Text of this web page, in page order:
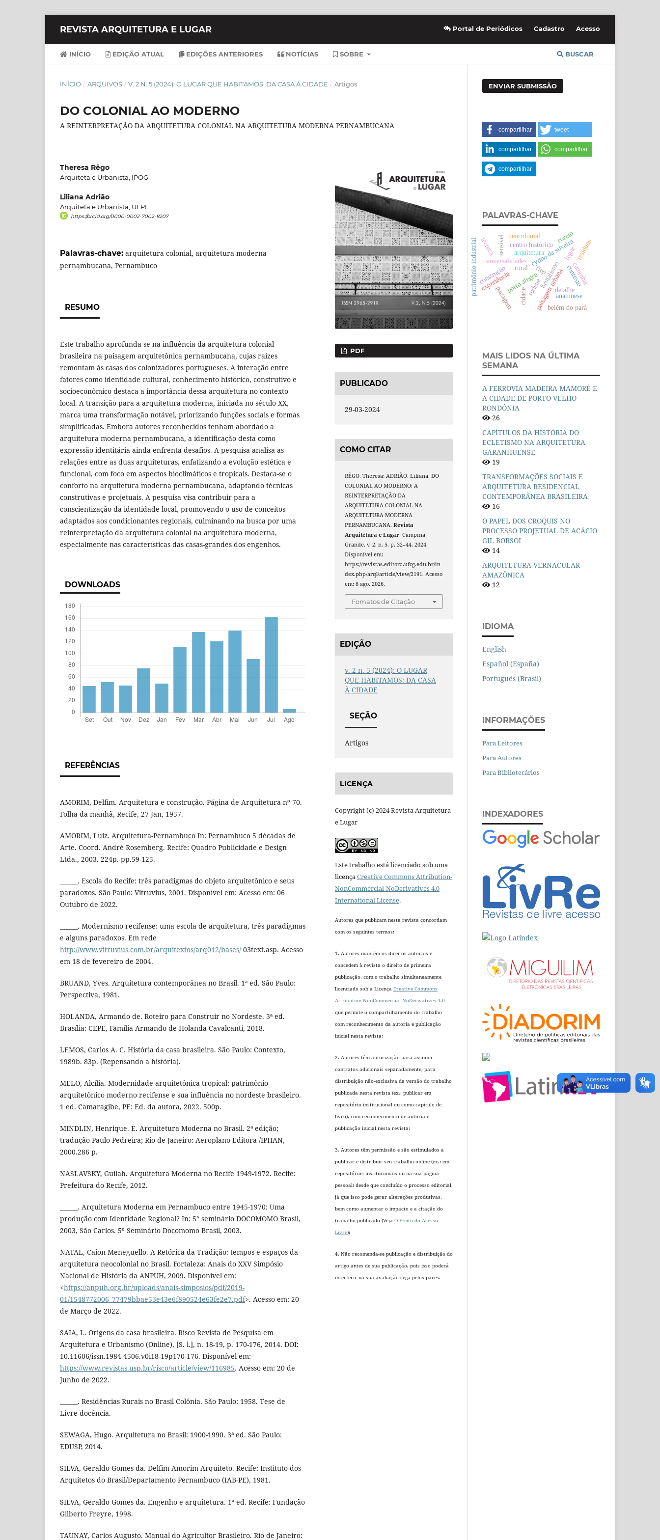
REVISTA ARQUITETURA E LUGAR
INÍCIO EDIÇÃO ATUAL EDIÇÕES ANTERIORES NOTÍCIAS SOBRE BUSCAR
Portal de Periódicos Cadastro Acesso
INÍCIO / ARQUIVOS / V. 2 N. 5 (2024): O LUGAR QUE HABITAMOS: DA CASA À CIDADE / Artigos
DO COLONIAL AO MODERNO
A REINTERPRETAÇÃO DA ARQUITETURA COLONIAL NA ARQUITETURA MODERNA PERNAMBUCANA
Theresa Rêgo
Arquiteta e Urbanista, IPOG
Liliana Adrião
Arquiteta e Urbanista, UFPE
https://orcid.org/0000-0002-7002-8207
Palavras-chave: arquitetura colonial, arquitetura moderna
pernambucana, Pernambuco
RESUMO
Este trabalho aprofunda-se na influência da arquitetura colonial
brasileira na paisagem arquitetônica pernambucana, cujas raízes
remontam às casas dos colonizadores portugueses. A interação entre
fatores como identidade cultural, conhecimento histórico, construtivo e
socioeconômico destaca a importância dessa arquitetura no contexto
local. A transição para a arquitetura moderna, iniciada no século XX,
marca uma transformação notável, priorizando funções sociais e formas
simplificadas. Embora autores reconhecidos tenham abordado a
arquitetura moderna pernambucana, a identificação desta como
expressão identitária ainda enfrenta desafios. A pesquisa analisa as
relações entre as duas arquiteturas, enfatizando a evolução estética e
funcional, com foco em aspectos bioclimáticos e tropicais. Destaca-se o
conforto na arquitetura moderna pernambucana, adaptando técnicas
construtivas e projetuais. A pesquisa visa contribuir para a
conscientização da identidade local, promovendo o uso de conceitos
adaptados aos condicionantes regionais, culminando na busca por uma
reinterpretação da arquitetura colonial na arquitetura moderna,
especialmente nas características das casas-grandes dos engenhos.
DOWNLOADS
REFERÊNCIAS
AMORIM, Delfim. Arquitetura e construção. Página de Arquitetura nº 70.
Folha da manhã, Recife, 27 Jan, 1957.
AMORIM, Luiz. Arquitetura-Pernambuco In: Pernambuco 5 décadas de
Arte. Coord. André Rosemberg. Recife: Quadro Publicidade e Design
Ltda., 2003. 224p. pp.59-125.
______. Escola do Recife: três paradigmas do objeto arquitetônico e seus
paradoxos. São Paulo: Vitruvius, 2001. Disponível em: Acesso em: 06
Outubro de 2022.
______. Modernismo recifense: uma escola de arquitetura, três paradigmas
e alguns paradoxos. Em rede
http://www.vitruvius.com.br/arquitextos/arq012/bases/ 03text.asp. Acesso
em 18 de fevereiro de 2004.
BRUAND, Yves. Arquitetura contemporânea no Brasil. 1ª ed. São Paulo:
Perspectiva, 1981.
HOLANDA, Armando de. Roteiro para Construir no Nordeste. 3ª ed.
Brasília: CEPE, Família Armando de Holanda Cavalcanti, 2018.
LEMOS, Carlos A. C. História da casa brasileira. São Paulo: Contexto,
1989b. 83p. (Repensando a história).
MELO, Alcília. Modernidade arquitetônica tropical: patrimônio
arquitetônico moderno recifense e sua influência no nordeste brasileiro.
1 ed. Camaragibe, PE: Ed. da autora, 2022. 500p.
MINDLIN, Henrique. E. Arquitetura Moderna no Brasil. 2ª edição;
tradução Paulo Pedreira; Rio de Janeiro: Aeroplano Editora /IPHAN,
2000.286 p.
NASLAVSKY, Guilah. Arquitetura Moderna no Recife 1949-1972. Recife:
Prefeitura do Recife, 2012.
______. Arquitetura Moderna em Pernambuco entre 1945-1970: Uma
produção com Identidade Regional? In: 5° seminário DOCOMOMO Brasil,
2003, São Carlos. 5º Seminário Docomomo Brasil, 2003.
NATAL, Caion Meneguello. A Retórica da Tradição: tempos e espaços da
arquitetura neocolonial no Brasil. Fortaleza: Anais do XXV Simpósio
Nacional de História da ANPUH, 2009. Disponível em:
<https://anpuh.org.br/uploads/anais-simposios/pdf/2019-
01/1548772006_77479bbae53e43e6f890524e63fe2e7.pdf>. Acesso em: 20
de Março de 2022.
SAIA, L. Origens da casa brasileira. Risco Revista de Pesquisa em
Arquitetura e Urbanismo (Online), [S. l.], n. 18-19, p. 170-176, 2014. DOI:
10.11606/issn.1984-4506.v0i18-19p170-176. Disponível em:
https://www.revistas.usp.br/risco/article/view/116985. Acesso em: 20 de
Junho de 2022.
______. Residências Rurais no Brasil Colônia. São Paulo: 1958. Tese de
Livre-docência.
SEWAGA, Hugo. Arquitetura no Brasil: 1900-1990. 3ª ed. São Paulo:
EDUSP, 2014.
SILVA, Geraldo Gomes da. Delfim Amorim Arquiteto. Recife: Instituto dos
Arquitetos do Brasil/Departamento Pernambuco (IAB-PE), 1981.
SILVA, Geraldo Gomes da. Engenho e arquitetura. 1ª ed. Recife: Fundação
Gilberto Freyre, 1998.
TAUNAY, Carlos Augusto. Manual do Agricultor Brasileiro. Rio de Janeiro:
PDF
PUBLICADO
29-03-2024
COMO CITAR
RÊGO, Theresa; ADRIÃO, Liliana. DO
COLONIAL AO MODERNO: A
REINTERPRETAÇÃO DA
ARQUITETURA COLONIAL NA
ARQUITETURA MODERNA
PERNAMBUCANA.Revista
Arquitetura e Lugar, Campina
Grande, v. 2, n. 5, p. 32–44, 2024.
Disponível em:
https://revistas.editora.ufcg.edu.br/in
dex.php/arql/article/view/2191. Acesso
em: 8 ago. 2026.
Fomatos de Citação
EDIÇÃO
v. 2 n. 5 (2024): O LUGAR
QUE HABITAMOS: DA CASA
À CIDADE
SEÇÃO
Artigos
LICENÇA
Copyright (c) 2024 Revista Arquitetura
e Lugar
Este trabalho está licenciado sob uma
licençaCreative Commons Attribution-
NonCommercial-NoDerivatives 4.0
International License.
Autores que publicam nesta revista concordam
com os seguintes termos:
1. Autores mantém os direitos autorais e
concedem à revista o direito de primeira
publicação, com o trabalho simultaneamente
licenciado sob a Licença Creative Commons
Attribution-NonCommercial-NoDerivatives 4.0
que permite o compartilhamento do trabalho
com reconhecimento da autoria e publicação
inicial nesta revista;
2. Autores têm autorização para assumir
contratos adicionais separadamente, para
distribuição não-exclusiva da versão do trabalho
publicada nesta revista (ex.: publicar em
repositório institucional ou como capítulo de
livro), com reconhecimento de autoria e
publicação inicial nesta revista;
3. Autores têm permissão e são estimulados a
publicar e distribuir seu trabalho online (ex.: em
repositórios institucionais ou na sua página
pessoal) desde que concluído o processo editorial,
já que isso pode gerar alterações produtivas,
bem como aumentar o impacto e a citação do
trabalho publicado (Veja O Efeito do Acesso
Livre);
4. Não recomenda-se publicação e distribuição do
artigo antes de sua publicação, pois isso poderá
interferir na sua avaliação cega pelos pares.
ENVIAR SUBMISSÃO
compartilhar tweet
compartilhar compartilhar
compartilhar
PALAVRAS-CHAVE
brutalismo
fiep
cydno da silveira
paisagem urbana
porto alegre
centro histórico
arquitetura
lugar
tranversalidades
detalhe
contexto
paisagem
rural
experiência
sensível neocolonial
belém do pará
técnica
construção
patrimônio industrial sudene
coreto
anamnese
caminhar
resíduos
cidade
MAIS LIDOS NA ÚLTIMA
SEMANA
A FERROVIA MADEIRA MAMORÉ E
A CIDADE DE PORTO VELHO-
RONDÔNIA
26
CAPÍTULOS DA HISTÓRIA DO
ECLETISMO NA ARQUITETURA
GARANHUENSE
19
TRANSFORMAÇÕES SOCIAIS E
ARQUITETURA RESIDENCIAL
CONTEMPORÂNEA BRASILEIRA
16
O PAPEL DOS CROQUIS NO
PROCESSO PROJETUAL DE ACÁCIO
GIL BORSOI
14
ARQUITETURA VERNACULAR
AMAZÔNICA
12
IDIOMA
English
Español (España)
Português (Brasil)
INFORMAÇÕES
Para Leitores
Para Autores
Para Bibliotecários
INDEXADORES